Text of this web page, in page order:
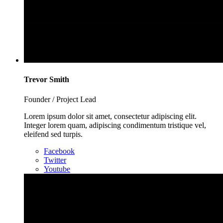
Trevor Smith
Founder / Project Lead
Lorem ipsum dolor sit amet, consectetur adipiscing elit.
Integer lorem quam, adipiscing condimentum tristique vel,
eleifend sed turpis.
Facebook
Twitter
Youtube